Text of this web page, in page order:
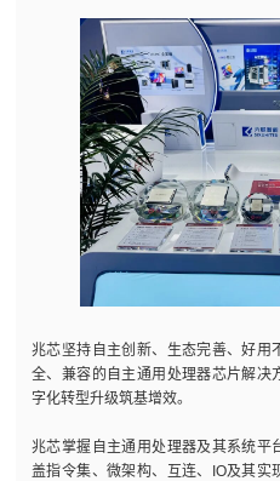
兆芯坚持自主创新、生态完善、好用
全、兼容的自主通用处理器芯片解决
字化转型升级筑基增效。
兆芯掌握自主通用处理器及其系统平
盖指令集、微架构、互连、IO及其实